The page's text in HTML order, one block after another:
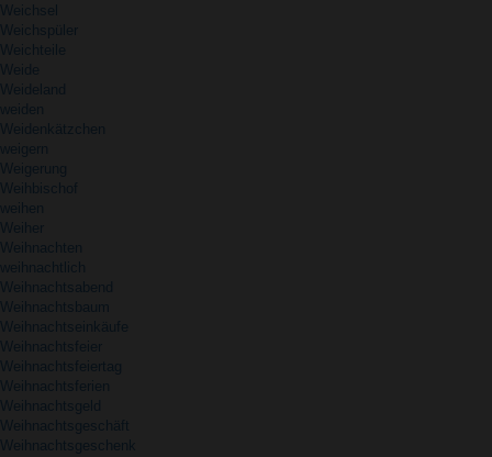
Weichsel
Weichspüler
Weichteile
Weide
Weideland
weiden
Weidenkätzchen
weigern
Weigerung
Weihbischof
weihen
Weiher
Weihnachten
weihnachtlich
Weihnachtsabend
Weihnachtsbaum
Weihnachtseinkäufe
Weihnachtsfeier
Weihnachtsfeiertag
Weihnachtsferien
Weihnachtsgeld
Weihnachtsgeschäft
Weihnachtsgeschenk